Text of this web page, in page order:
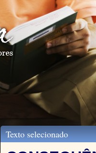
Texto selecionado